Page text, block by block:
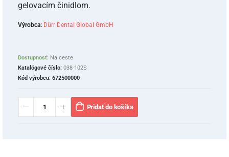
gelovacím činidlom.
Výrobca: Dürr Dental Global GmbH
Dostupnosť: Na ceste
Katalógové číslo: 038-102S
Kód výrobcu: 672500000
Pridať do košíka